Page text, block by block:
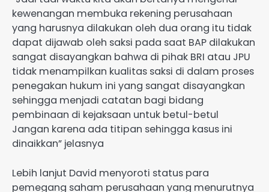
kewenangan membuka rekening perusahaan
yang harusnya dilakukan oleh dua orang itu tidak
dapat dijawab oleh saksi pada saat BAP dilakukan
sangat disayangkan bahwa di pihak BRI atau JPU
tidak menampilkan kualitas saksi di dalam proses
penegakan hukum ini yang sangat disayangkan
sehingga menjadi catatan bagi bidang
pembinaan di kejaksaan untuk betul-betul
Jangan karena ada titipan sehingga kasus ini
dinaikkan” jelasnya
Lebih lanjut David menyoroti status para
pemegang saham perusahaan yang menurutnya